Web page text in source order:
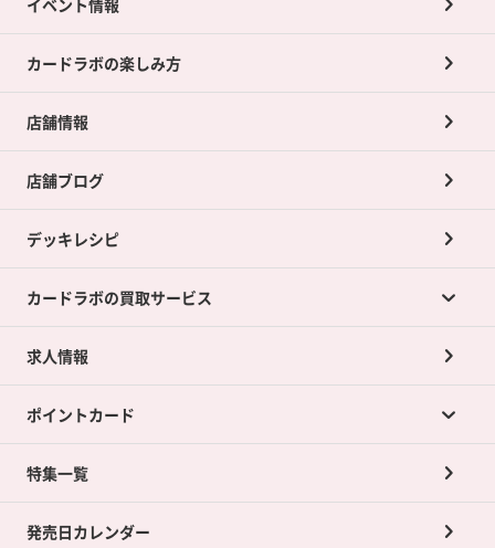
イベント情報
カードラボの楽しみ方
店舗情報
店舗ブログ
デッキレシピ
カードラボの買取サービス
カードラボの買取サービスTOP
店舗買取について
ネット買取について
買取承諾書について
求人情報
ポイントカード
ポイントカードTOP
ポイント交換景品
特集一覧
発売日カレンダー